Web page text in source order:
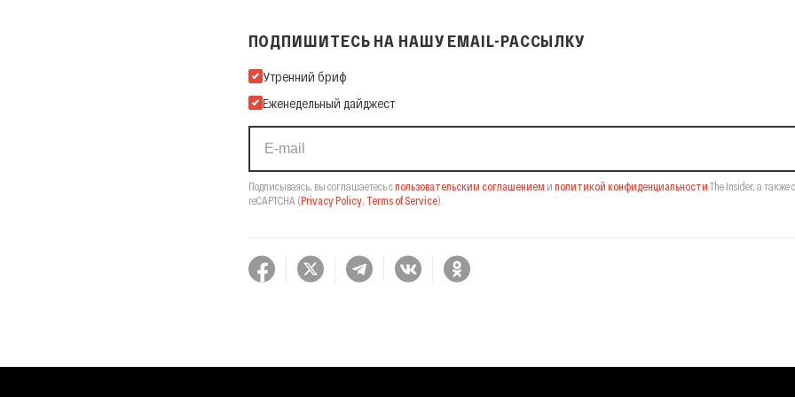
ПОДПИШИТЕСЬ НА НАШУ EMAIL-РАССЫЛКУ
Подпишитесь на нашу Email-рассылку
Утренний бриф
Еженедельный дайджест
Подписываясь, вы соглашаетесь спользовательским соглашением и политикой конфиденциальности The Insider, а также
reCAPTCHA (Privacy Policy, Terms of Service).